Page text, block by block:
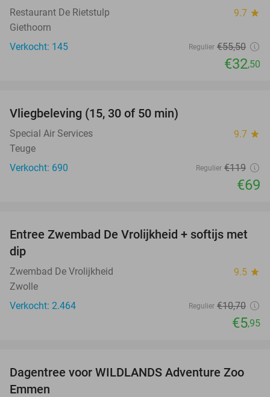
Restaurant De Rietstulp 9.7 star
Giethoorn
Verkocht: 145
Regulier €55,50
€32,50
Vliegbeleving (15, 30 of 50 min)
Special Air Services 9.7 star
Teuge
Verkocht: 690
Regulier €119
€69
44%
Entree Zwembad De Vrolijkheid + softijs met
dip
Zwembad De Vrolijkheid 9.5 star
Zwolle
Verkocht: 2.464
Regulier €10,70
€5,95
24%
Dagentree voor WILDLANDS Adventure Zoo
Emmen